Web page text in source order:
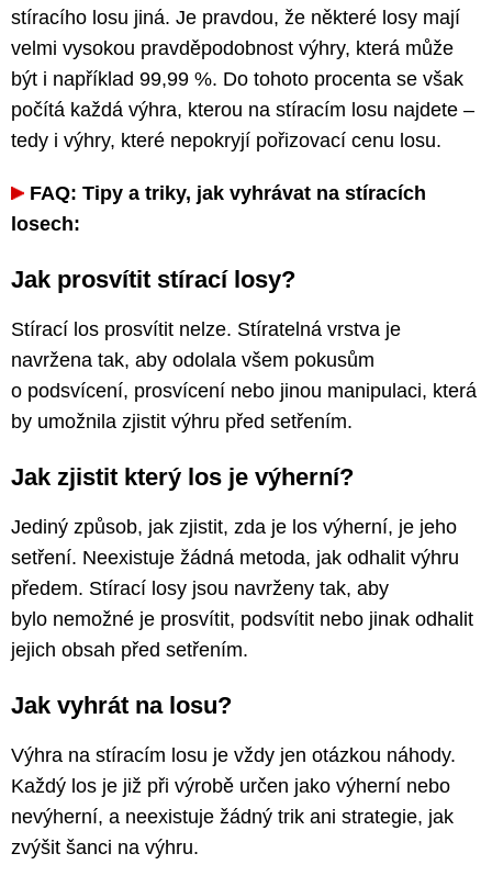
stíracího losu jiná. Je pravdou, že některé losy mají
velmi vysokou pravděpodobnost výhry, která může
být i například 99,99 %. Do tohoto procenta se však
počítá každá výhra, kterou na stíracím losu najdete –
tedy i výhry, které nepokryjí pořizovací cenu losu.
FAQ: Tipy a triky, jak vyhrávat na stíracích
losech:
Jak prosvítit stírací losy?
Stírací los prosvítit nelze. Stíratelná vrstva je
navržena tak, aby odolala všem pokusům
o podsvícení, prosvícení nebo jinou manipulaci, která
by umožnila zjistit výhru před setřením.
Jak zjistit který los je výherní?
Jediný způsob, jak zjistit, zda je los výherní, je jeho
setření. Neexistuje žádná metoda, jak odhalit výhru
předem. Stírací losy jsou navrženy tak, aby
bylo nemožné je prosvítit, podsvítit nebo jinak odhalit
jejich obsah před setřením.
Jak vyhrát na losu?
Výhra na stíracím losu je vždy jen otázkou náhody.
Každý los je již při výrobě určen jako výherní nebo
nevýherní, a neexistuje žádný trik ani strategie, jak
zvýšit šanci na výhru.